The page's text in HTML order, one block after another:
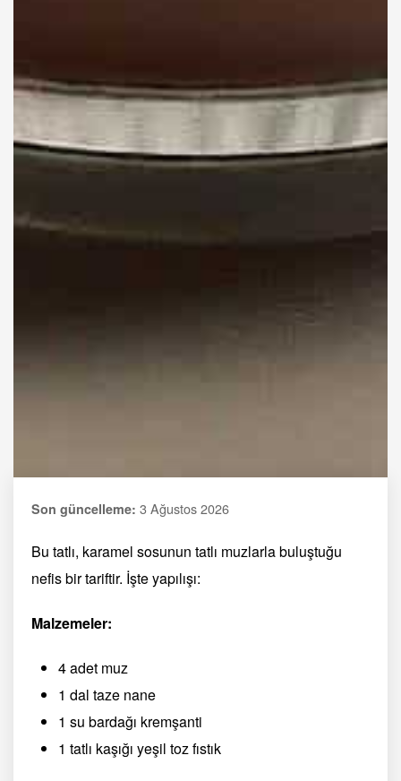
Son güncelleme: 3 Ağustos 2026
Bu tatlı, karamel sosunun tatlı muzlarla buluştuğu
nefis bir tariftir. İşte yapılışı:
Malzemeler:
4 adet muz
1 dal taze nane
1 su bardağı kremşanti
1 tatlı kaşığı yeşil toz fıstık